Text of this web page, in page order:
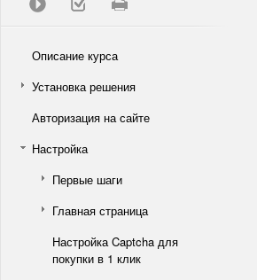
Описание курса
Установка решения
Авторизация на сайте
Настройка
Первые шаги
Главная страница
Настройка Captcha для
покупки в 1 клик